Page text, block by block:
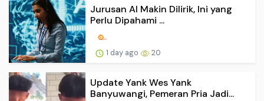
Jurusan AI Makin Dilirik, Ini yang
Perlu Dipahami ...
1 day ago 20
Update Yank Wes Yank
Banyuwangi, Pemeran Pria Jadi...